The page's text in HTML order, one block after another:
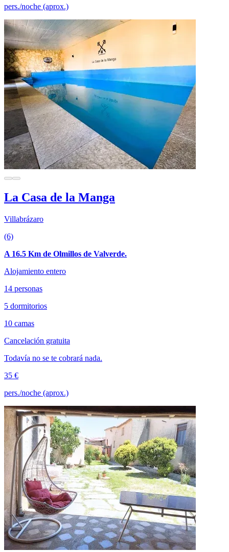
pers./noche (aprox.)
La Casa de la Manga
Villabrázaro
(6)
A 16.5 Km de Olmillos de Valverde.
Alojamiento entero
14 personas
5 dormitorios
10 camas
Cancelación gratuita
Todavía no se te cobrará nada.
35 €
pers./noche (aprox.)